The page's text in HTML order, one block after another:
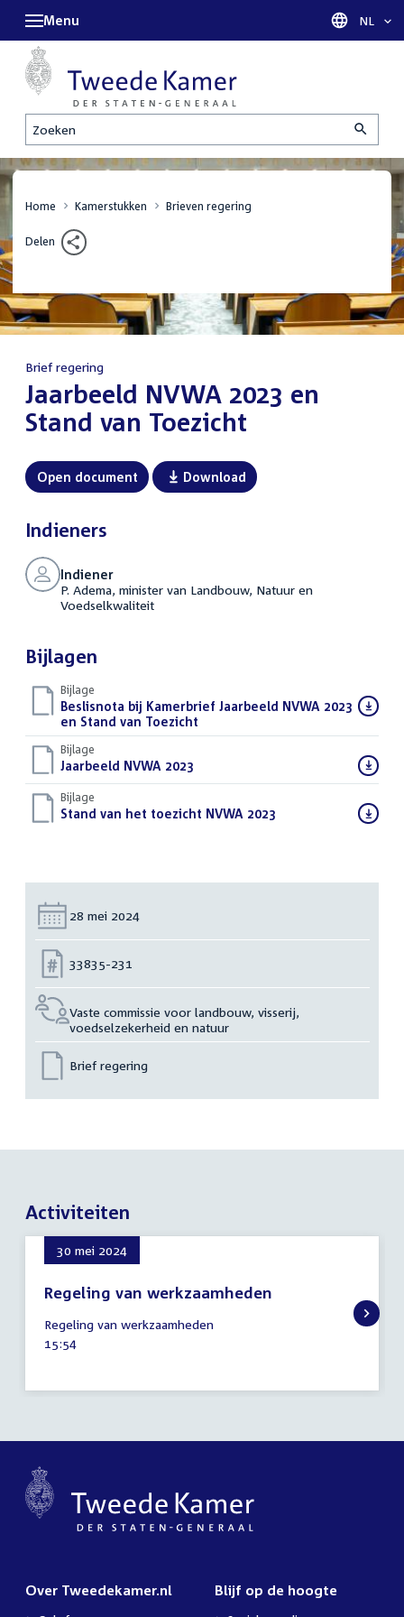
Zoeken
Menu Taal
NL
Home Kamerstukken Brieven regering
Delen
Brief regering
Jaarbeeld NVWA 2023 en
Stand van Toezicht
Open document Download
Indieners
Indiener
P. Adema, minister van Landbouw, Natuur en
Voedselkwaliteit
Bijlagen
Bijlage
Download
bestand:
Beslisnota bij Kamerbrief Jaarbeeld NVWA 2023
en Stand van Toezicht
Bijlage
Download
bestand:
Jaarbeeld NVWA 2023
Bijlage
Download
Stand van het toezicht NVWA 2023
Datum:
28 mei 2024
Nummer:
33835-231
Vaste commissie voor landbouw, visserij,
voedselzekerheid en natuur
Brief regering
Activiteiten
30 mei 2024
Regeling van werkzaamheden
mei
2024
Regeling van werkzaamheden
Tijd
15:54
Over Tweedekamer.nl Blijf op de hoogte